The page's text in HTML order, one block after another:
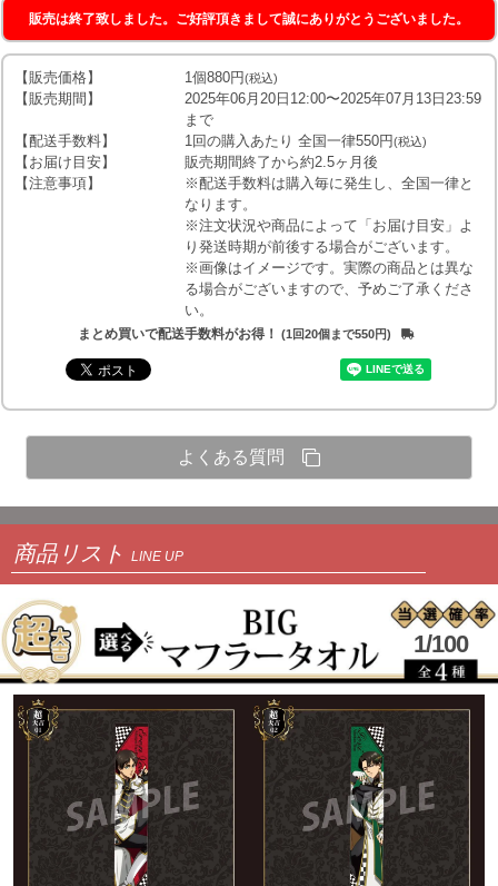
販売は終了致しました。ご好評頂きまして誠にありがとうございました。
【販売価格】 1個880円(税込)
【販売期間】
2025年06月20日12:00〜2025年07月13日23:59
まで
【配送手数料】
1回の購入あたり 全国一律550円(税込)
【お届け目安】
販売期間終了から約2.5ヶ月後
【注意事項】
※配送手数料は購入毎に発生し、全国一律と
なります。
※注文状況や商品によって「お届け目安」よ
り発送時期が前後する場合がございます。
※画像はイメージです。実際の商品とは異な
る場合がございますので、予めご了承くださ
い。
まとめ買いで配送手数料がお得！ (1回20個まで550円)
よくある質問
商品リスト LINE UP
1/100